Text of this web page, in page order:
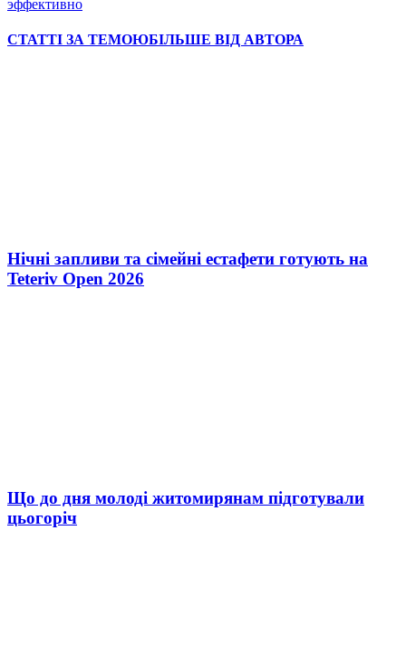
эффективно
СТАТТІ ЗА ТЕМОЮБІЛЬШЕ ВІД АВТОРА
Нічні запливи та сімейні естафети готують на
Teteriv Open 2026
Що до дня молоді житомирянам підготували
цьогоріч